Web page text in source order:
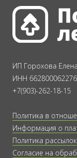
ИП Горохова
ИНН
+7(903)-262-18-15
Политика в
Информация о
Политика рассылок
Согласие на